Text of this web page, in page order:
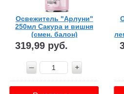
Освежитель "Арлуни"
250мл Сакура и вишня
(смен. балон)
319,99 руб.